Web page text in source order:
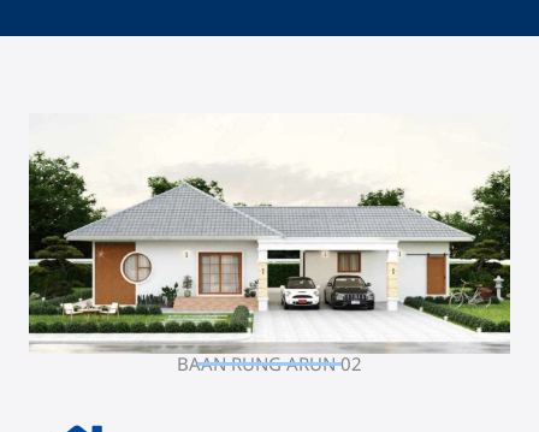
BAAN RUNG ARUN 02